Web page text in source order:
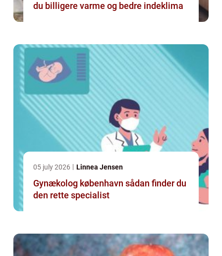
du billigere varme og bedre indeklima
05 july 2026 Linnea Jensen
Gynækolog københavn sådan finder du
den rette specialist